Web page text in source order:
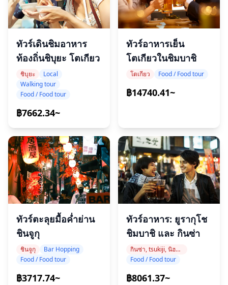
ทัวร์เดินชิมอาหาร
ท้องถิ่นชิบุยะ โตเกียว
ชิบุยะ
Local
Walking tour
Food / Food tour
฿7662.34~
ทัวร์อาหารเย็น
โตเกียวในชิมบาชิ
โตเกียว Food / Food tour
฿14740.41~
ทัวร์ตะลุยมื้อค่ำย่าน
ชินจูกุ
ชินจูกุ
Bar Hopping
Food / Food tour
฿3717.74~
ทัวร์อาหาร: ยูรากุโช
ชิมบาชิ และ กินซ่า
กินซ่า, tsukiji, นิฮอนบาชิ
Food / Food tour
฿8061.37~